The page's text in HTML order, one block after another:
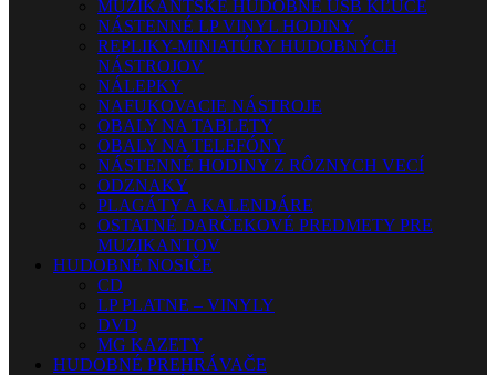
MUZIKANTSKÉ HUDOBNÉ USB KĽÚČE
NÁSTENNÉ LP VINYL HODINY
REPLIKY-MINIATÚRY HUDOBNÝCH
NÁSTROJOV
NÁLEPKY
NAFUKOVACIE NÁSTROJE
OBALY NA TABLETY
OBALY NA TELEFÓNY
NÁSTENNÉ HODINY Z RÔZNYCH VECÍ
ODZNAKY
PLAGÁTY A KALENDÁRE
OSTATNÉ DARČEKOVÉ PREDMETY PRE
MUZIKANTOV
HUDOBNÉ NOSIČE
CD
LP PLATNE – VINYLY
DVD
MG KAZETY
HUDOBNÉ PREHRÁVAČE